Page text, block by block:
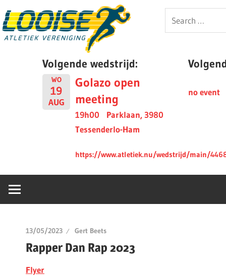
to
content
Looise
Search
for:
Volgende wedstrijd:
WO
19
AUG
Golazo open
meeting
19h00
Parklaan, 3980
Tessenderlo-Ham
https://www.atletiek.nu/wedstrijd/main/
no event
13/05/2023 Gert Beets
Rapper Dan Rap 2023
Flyer